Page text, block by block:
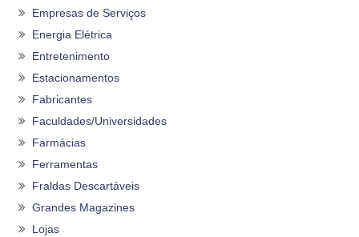
Empresas de Serviços
Energia Elétrica
Entretenimento
Estacionamentos
Fabricantes
Faculdades/Universidades
Farmácias
Ferramentas
Fraldas Descartáveis
Grandes Magazines
Lojas